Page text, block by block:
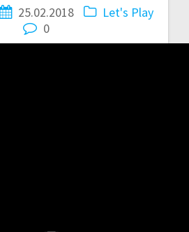
25.02.2018
Let's Play
0